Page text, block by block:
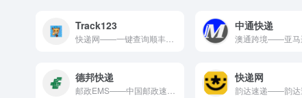
Track123 中通快递
德邦快递 快递网